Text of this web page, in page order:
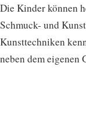
Die Kinder können
Schmuck- und
Kunsttechniken
neben dem eigenen